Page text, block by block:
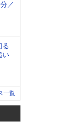
／
る
い
一覧